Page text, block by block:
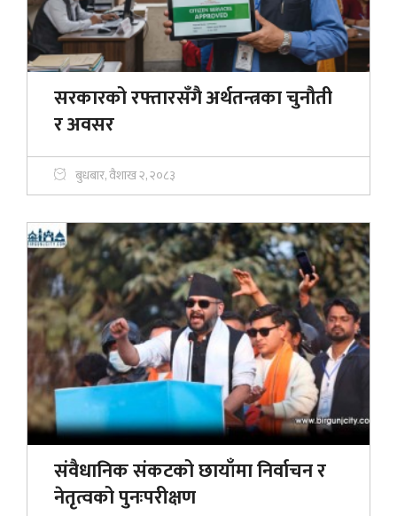
सरकारको रफ्तारसँगै अर्थतन्त्रका चुनौती
र अवसर
बुधबार, वैशाख २, २०८३
संवैधानिक संकटको छायाँमा निर्वाचन र
नेतृत्वको पुनःपरीक्षण